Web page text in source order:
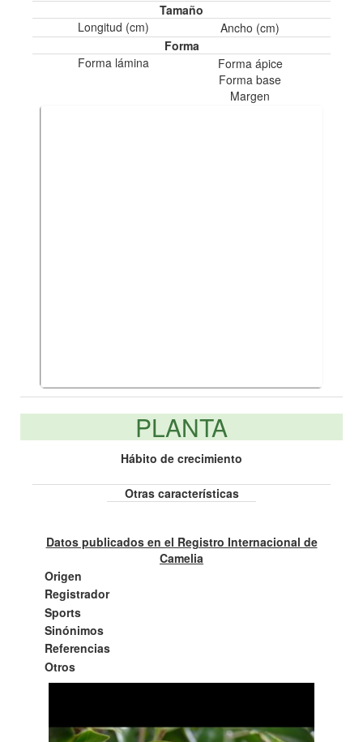
Tamaño
Longitud (cm)
Ancho (cm)
Forma
Forma lámina
Forma ápice
Forma base
Margen
PLANTA
Hábito de crecimiento
Otras características
Datos publicados en el Registro Internacional de
Camelia
Origen
Registrador
Sports
Sinónimos
Referencias
Otros